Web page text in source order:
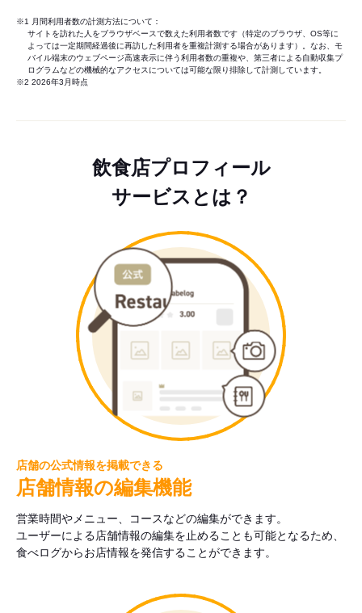
※1 月間利用者数の計測方法について：
サイトを訪れた人をブラウザベースで数えた利用者数です（特定のブラウザ、OS等に
よっては一定期間経過後に再訪した利用者を重複計測する場合があります）。なお、モ
バイル端末のウェブページ高速表示に伴う利用者数の重複や、第三者による自動収集プ
ログラムなどの機械的なアクセスについては可能な限り排除して計測しています。
※2 2026年3月時点
飲食店プロフィール
サービスとは？
店舗の公式情報を掲載できる
店舗情報の編集機能
営業時間やメニュー、コースなどの編集ができます。
ユーザーによる店舗情報の編集を止めることも可能となるため、
食べログからお店情報を発信することができます。